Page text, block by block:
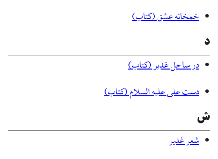
خمخانه عشق (کتاب)
د
در ساحل غدیر (کتاب)
دست علی علیه السلام (کتاب)
ش
شعر غدیر